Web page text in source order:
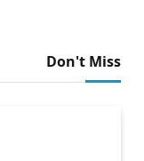
Don't Miss